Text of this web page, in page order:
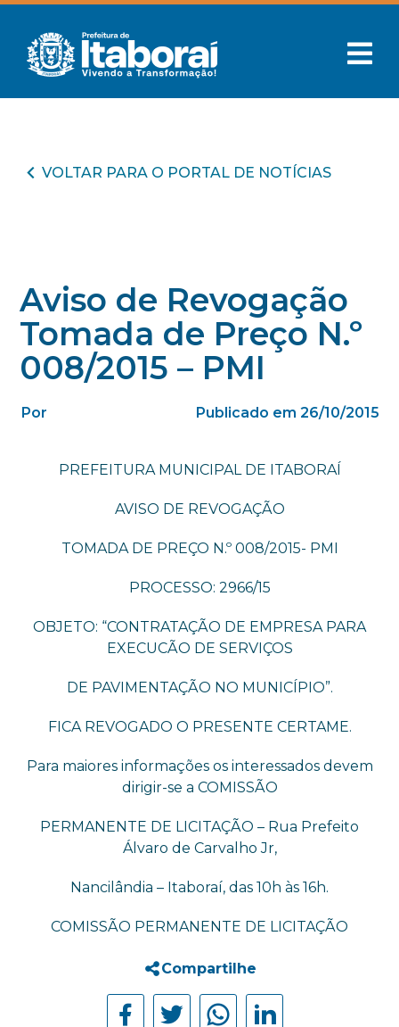
VOLTAR PARA O PORTAL DE NOTÍCIAS
Aviso de Revogação
Tomada de Preço N.º
008/2015 – PMI
Por Publicado em 26/10/2015
PREFEITURA MUNICIPAL DE ITABORAÍ
AVISO DE REVOGAÇÃO
TOMADA DE PREÇO N.º 008/2015- PMI
PROCESSO: 2966/15
OBJETO: “CONTRATAÇÃO DE EMPRESA PARA
EXECUCÃO DE SERVIÇOS
DE PAVIMENTAÇÃO NO MUNICÍPIO”.
FICA REVOGADO O PRESENTE CERTAME.
Para maiores informações os interessados devem
dirigir-se a COMISSÃO
PERMANENTE DE LICITAÇÃO – Rua Prefeito
Álvaro de Carvalho Jr,
Nancilândia – Itaboraí, das 10h às 16h.
COMISSÃO PERMANENTE DE LICITAÇÃO
Compartilhe